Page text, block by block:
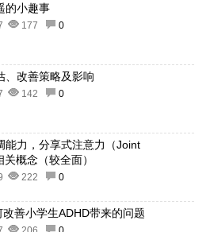
的小趣事
177 0
、改善策略及影响
142 0
能力，分享式注意力（Joint
概念（较全面）
222 0
善小学生ADHD带来的问题